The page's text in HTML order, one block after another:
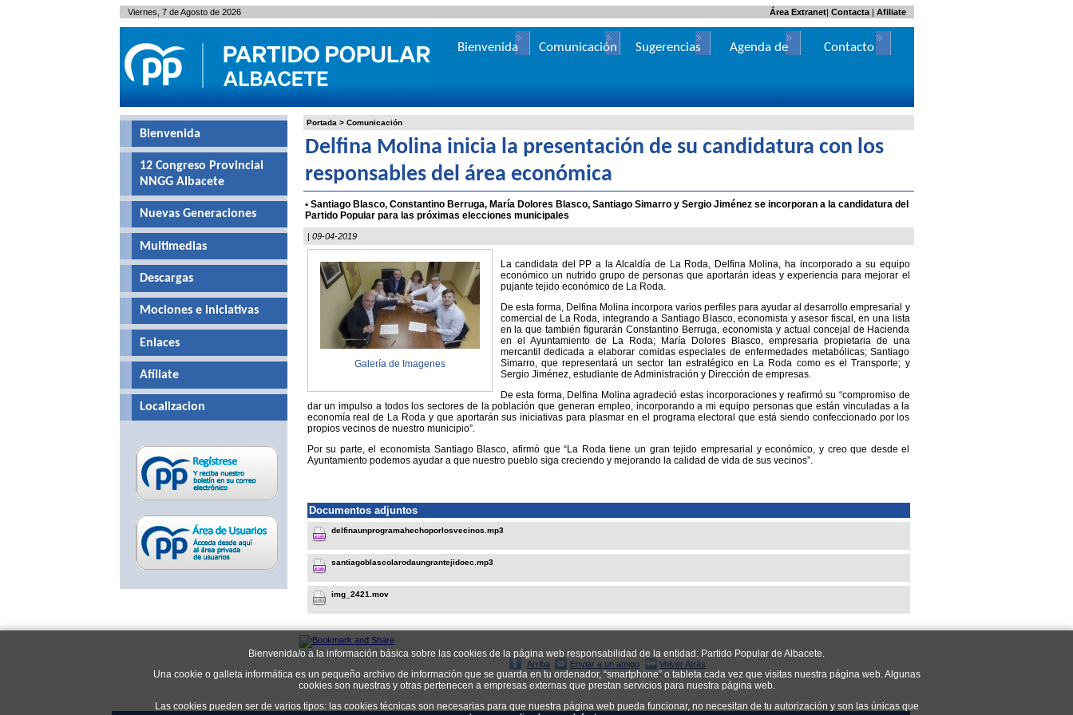
Bienvenida/o a la información básica sobre las cookies de la página web responsabilidad de la entidad: Partido Popular de Albacete.
Una cookie o galleta informática es un pequeño archivo de información que se guarda en tu ordenador, “smartphone” o tableta cada vez que visitas nuestra página web. Algunas
cookies son nuestras y otras pertenecen a empresas externas que prestan servicios para nuestra página web.
Las cookies pueden ser de varios tipos: las cookies técnicas son necesarias para que nuestra página web pueda funcionar, no necesitan de tu autorización y son las únicas que
Portada > Comunicación
Delfina Molina inicia la presentación de su candidatura con los
responsables del área económica
• Santiago Blasco, Constantino Berruga, María Dolores Blasco, Santiago Simarro y Sergio Jiménez se incorporan a la candidatura del
Partido Popular para las próximas elecciones municipales
| 09-04-2019
Galería de Imagenes
La candidata del PP a la Alcaldía de La Roda, Delfina Molina, ha incorporado a su equipo
económico un nutrido grupo de personas que aportarán ideas y experiencia para mejorar el
pujante tejido económico de La Roda.
De esta forma, Delfina Molina incorpora varios perfiles para ayudar al desarrollo empresarial y
comercial de La Roda, integrando a Santiago Blasco, economista y asesor fiscal, en una lista
en la que también figurarán Constantino Berruga, economista y actual concejal de Hacienda
en el Ayuntamiento de La Roda; María Dolores Blasco, empresaria propietaria de una
mercantil dedicada a elaborar comidas especiales de enfermedades metabólicas; Santiago
Simarro, que representará un sector tan estratégico en La Roda como es el Transporte; y
Sergio Jiménez, estudiante de Administración y Dirección de empresas.
De esta forma, Delfina Molina agradeció estas incorporaciones y reafirmó su “compromiso de
dar un impulso a todos los sectores de la población que generan empleo, incorporando a mi equipo personas que están vinculadas a la
economía real de La Roda y que aportarán sus iniciativas para plasmar en el programa electoral que está siendo confeccionado por los
propios vecinos de nuestro municipio”.
Por su parte, el economista Santiago Blasco, afirmó que “La Roda tiene un gran tejido empresarial y económico, y creo que desde el
Ayuntamiento podemos ayudar a que nuestro pueblo siga creciendo y mejorando la calidad de vida de sus vecinos”.
Documentos adjuntos
delfinaunprogramahechoporlosvecinos.mp3
santiagoblascolarodaungrantejidoec.mp3
img_2421.mov
Arriba Enviar a un amigo Volver Atrás
Bienvenida
12 Congreso Provincial
NNGG Albacete
Nuevas Generaciones
Multimedias
Descargas
Mociones e iniciativas
Enlaces
Afíliate
Localizacion
Viernes, 7 de Agosto de 2026 | Contacta| Afiliate
Área Extranet
Bienvenida Comunicación Sugerencias
Agenda de
Contacto